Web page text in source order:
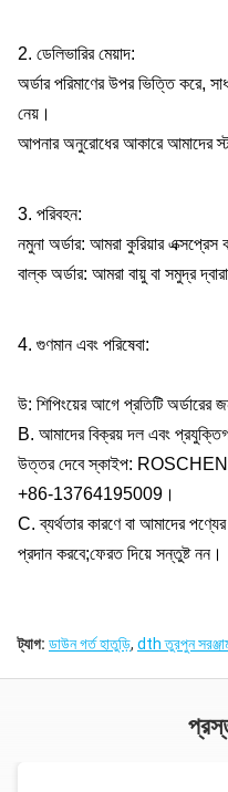
2. ডেলিভারির মেয়াদ:
অর্ডার পরিমাণের উপর ভিত্তি করে,
নেয়।
আপনার অনুরোধের আকারে আমাদের
3. পরিবহন:
নমুনা অর্ডার: আমরা কুরিয়ার এক্সপ্রেস
বাল্ক অর্ডার: আমরা বায়ু বা সমুদ্র
4. গুণমান এবং পরিষেবা:
উ: শিপিংয়ের আগে প্রতিটি অর্ডারের
B. আমাদের বিক্রয় দল এবং
উত্তর দেবে স্কাইপ:
+86-13764195009।
C. ব্যর্থতার কারণে বা আমাদের
প্রদান করবে;ফেরত দিয়ে সন্তুষ্ট নন।
ট্যাগ: ডাউন গর্ত হাতুড়ি, dth তুরপুন